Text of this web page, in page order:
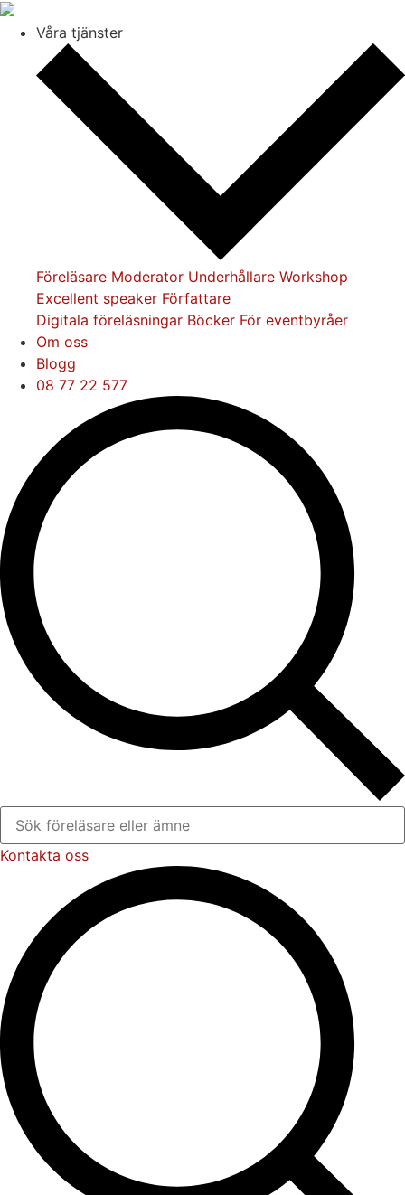
Våra tjänster
Föreläsare Moderator Underhållare Workshop
Excellent speaker Författare
Digitala föreläsningar Böcker För eventbyråer
Om oss
Blogg
08 77 22 577
Kontakta oss